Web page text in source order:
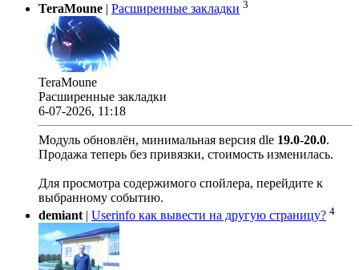
TeraMoune | Расширенные закладки 3
TeraMoune
Расширенные закладки
6-07-2026, 11:18
Модуль обновлён, минимальная версия dle 19.0-20.0.
Продажа теперь без привязки, стоимость изменилась.
Для просмотра содержимого спойлера, перейдите к
выбранному событию.
demiant| Userinfo как вывести на другую страницу? 4